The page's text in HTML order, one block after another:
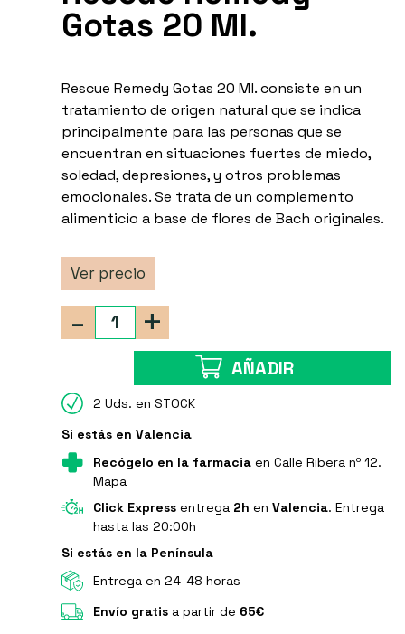
Gotas 20 Ml.
Rescue Remedy Gotas 20 Ml. consiste en un
tratamiento de origen natural que se indica
principalmente para las personas que se
encuentran en situaciones fuertes de miedo,
soledad, depresiones, y otros problemas
emocionales. Se trata de un complemento
alimenticio a base de flores de Bach originales.
Ver precio
+
-
AÑADIR
2 Uds. en STOCK
Si estás en Valencia
Recógelo en la farmaciaen Calle Ribera nº 12.
Mapa
Click Expressentrega 2h en Valencia. Entrega
hasta las 20:00h
Si estás en la Península
Entrega en 24-48 horas
Envío gratisa partir de 65€